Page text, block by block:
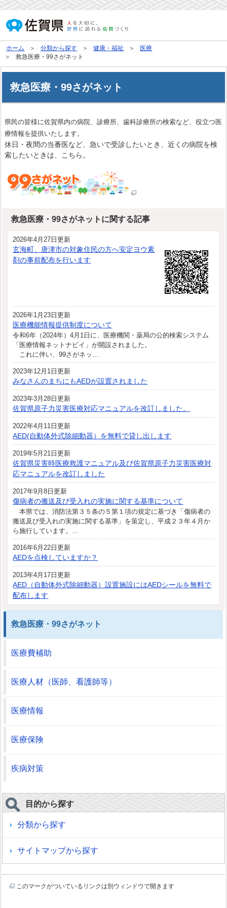
ホーム 分類から探す 健康・福祉
医療
救急医療・99さがネット
救急医療・99さがネット
県民の皆様に佐賀県内の病院、診療所、歯科診療所の検索など、役立つ医
療情報を提供いたします。
休日・夜間の当番医など、急いで受診したいとき、近くの病院を検
索したいときは、こちら。
救急医療・99さがネットに関する記事
2026年4月27日更新
玄海町、唐津市の対象住民の方へ安定ヨウ素
剤の事前配布を行います
2026年1月23日更新
医療機能情報提供制度について
令和6年（2024年）4月1日に、医療機関・薬局の公的検索システム
「医療情報ネットナビイ」が開設されました。
これに伴い、99さがネッ…
2023年12月1日更新
みなさんのまちにもAEDが設置されました
2023年3月28日更新
佐賀県原子力災害医療対応マニュアルを改訂しました。
2022年4月11日更新
AED(自動体外式除細動器）を無料で貸し出します
2019年5月21日更新
佐賀県災害時医療救護マニュアル及び佐賀県原子力災害医療対
応マニュアルを改訂しました
2017年9月8日更新
傷病者の搬送及び受入れの実施に関する基準について
本県では、消防法第３５条の５第１項の規定に基づき「傷病者の
搬送及び受入れの実施に関する基準」を策定し、平成２３年４月か
ら施行しています。…
2016年6月22日更新
AEDを点検していますか？
2013年4月17日更新
AED（自動体外式除細動器）設置施設にはAEDシールを無料で
配布します
救急医療・99さがネット
医療費補助
医療人材（医師、看護師等）
医療情報
医療保険
疾病対策
目的から探す
分類から探す
サイトマップから探す
このマークがついているリンクは別ウィンドウで開きます